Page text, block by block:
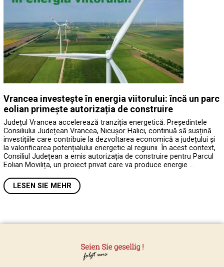
Vrancea investește în energia viitorului: încă un parc
eolian primește autorizația de construire
Județul Vrancea accelerează tranziția energetică. Președintele
Consiliului Județean Vrancea, Nicușor Halici, continuă să susțină
investițiile care contribuie la dezvoltarea economică a județului și
la valorificarea potențialului energetic al regiunii. În acest context,
Consiliul Județean a emis autorizația de construire pentru Parcul
Eolian Movilița, un proiect privat care va produce energie …
LESEN SIE MEHR